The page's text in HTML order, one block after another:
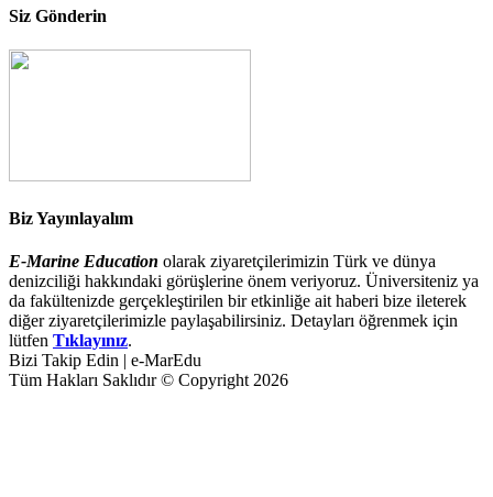
Siz Gönderin
Biz Yayınlayalım
E-Marine Education olarak ziyaretçilerimizin Türk ve dünya
denizciliği hakkındaki görüşlerine önem veriyoruz. Üniversiteniz ya
da fakültenizde gerçekleştirilen bir etkinliğe ait haberi bize ileterek
diğer ziyaretçilerimizle paylaşabilirsiniz. Detayları öğrenmek için
lütfen Tıklayınız.
Bizi Takip Edin | e-MarEdu
Tüm Hakları Saklıdır © Copyright 2026